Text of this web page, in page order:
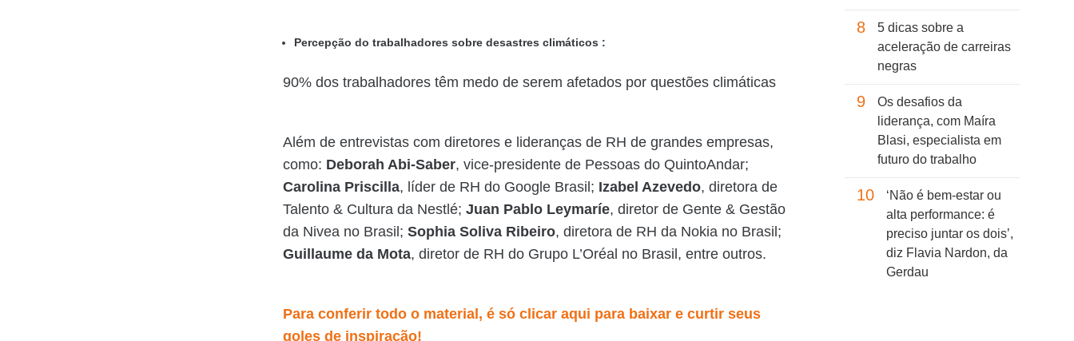
Percepção do trabalhadores sobre desastres climáticos :
90% dos trabalhadores têm medo de serem afetados por questões climáticas
Além de entrevistas com diretores e lideranças de RH de grandes empresas,
como: Deborah Abi-Saber, vice-presidente de Pessoas do QuintoAndar;
Carolina Priscilla, líder de RH do Google Brasil; Izabel Azevedo, diretora de
Talento & Cultura da Nestlé; Juan Pablo Leymaríe, diretor de Gente & Gestão
da Nivea no Brasil; Sophia Soliva Ribeiro, diretora de RH da Nokia no Brasil;
Guillaume da Mota, diretor de RH do Grupo L’Oréal no Brasil, entre outros.
Para conferir todo o material, é só clicar aqui para baixar e curtir seus
goles de inspiração!
8
5 dicas sobre a
aceleração de carreiras
negras
9
Os desafios da
liderança, com Maíra
Blasi, especialista em
futuro do trabalho
10
‘Não é bem-estar ou
alta performance: é
preciso juntar os dois’,
diz Flavia Nardon, da
Gerdau